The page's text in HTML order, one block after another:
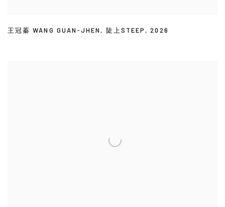
王冠蓁 WANG GUAN-JHEN , 陡上STEEP ,2026